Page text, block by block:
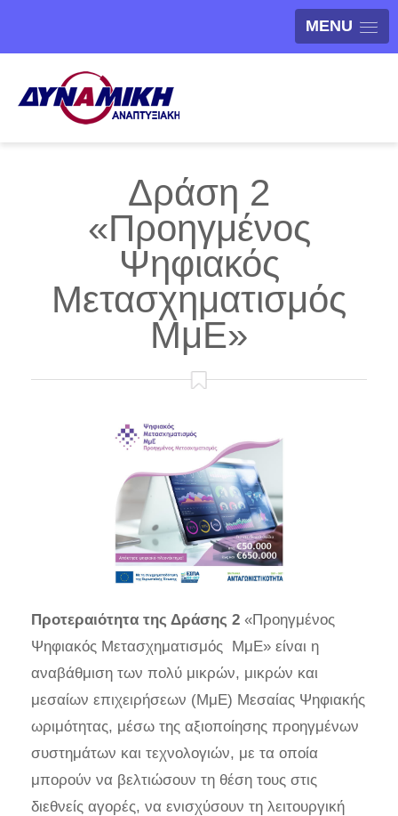
MENU
Δράση 2
«Προηγμένος
Ψηφιακός
Μετασχηματισμός
ΜμΕ»
Προτεραιότητα της Δράσης 2 «Προηγμένος
Ψηφιακός Μετασχηματισμός ΜμΕ» είναι η
αναβάθμιση των πολύ μικρών, μικρών και
μεσαίων επιχειρήσεων (ΜμΕ) Μεσαίας Ψηφιακής
ωριμότητας, μέσω της αξιοποίησης προηγμένων
συστημάτων και τεχνολογιών, με τα οποία
μπορούν να βελτιώσουν τη θέση τους στις
διεθνείς αγορές, να ενισχύσουν τη λειτουργική